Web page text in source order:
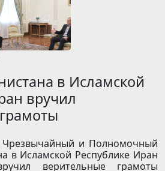
в Исламской
вручил
Чрезвычайный и Полномочный
в Исламской Республике Иран
верительные грамоты